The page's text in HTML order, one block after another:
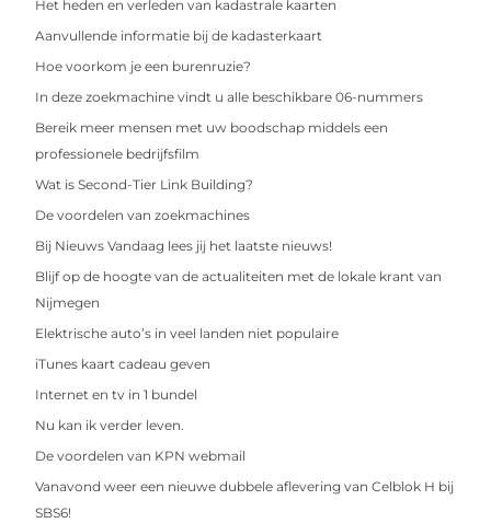
Het heden en verleden van kadastrale kaarten
Aanvullende informatie bij de kadasterkaart
Hoe voorkom je een burenruzie?
In deze zoekmachine vindt u alle beschikbare 06-nummers
Bereik meer mensen met uw boodschap middels een
professionele bedrijfsfilm
Wat is Second-Tier Link Building?
De voordelen van zoekmachines
Bij Nieuws Vandaag lees jij het laatste nieuws!
Blijf op de hoogte van de actualiteiten met de lokale krant van
Nijmegen
Elektrische auto’s in veel landen niet populaire
iTunes kaart cadeau geven
Internet en tv in 1 bundel
Nu kan ik verder leven.
De voordelen van KPN webmail
Vanavond weer een nieuwe dubbele aflevering van Celblok H bij
SBS6!